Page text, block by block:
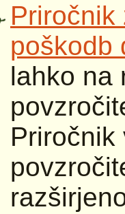
poškodb
lahko na
Priročnik